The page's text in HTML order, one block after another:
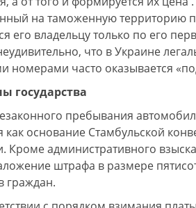
на таможенную территорию
его владельцу только по его
что в Украине
номерами часто оказывается
государства
пребывания
основание Стамбульской
Кроме административного
штрафа в размере
граждан.